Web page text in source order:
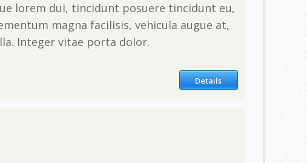
lorem dui, tincidunt posuere tincidunt eu,
magna facilisis, vehicula augue at,
Integer vitae porta dolor.
Details